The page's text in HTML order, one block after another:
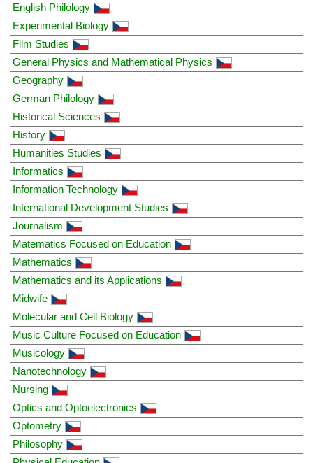
English Philology
Experimental Biology
Film Studies
General Physics and Mathematical Physics
Geography
German Philology
Historical Sciences
History
Humanities Studies
Informatics
Information Technology
International Development Studies
Journalism
Matematics Focused on Education
Mathematics
Mathematics and its Applications
Midwife
Molecular and Cell Biology
Music Culture Focused on Education
Musicology
Nanotechnology
Nursing
Optics and Optoelectronics
Optometry
Philosophy